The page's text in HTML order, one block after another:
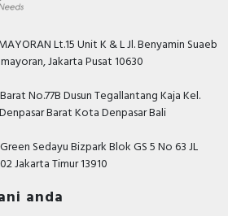
Lt.15 Unit K & L Jl. Benyamin Suaeb
Jakarta Pusat 10630
No.77B Dusun Tegallantang Kaja Kel.
Barat Kota Denpasar Bali
Sedayu Bizpark Blok GS 5 No 63 JL
Jakarta Timur 13910
anda